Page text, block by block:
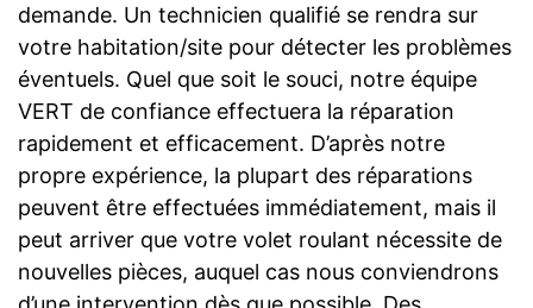
demande. Un technicien qualifié se rendra sur
votre habitation/site pour détecter les problèmes
éventuels. Quel que soit le souci, notre équipe
VERT de confiance effectuera la réparation
rapidement et efficacement. D’après notre
propre expérience, la plupart des réparations
peuvent être effectuées immédiatement, mais il
peut arriver que votre volet roulant nécessite de
nouvelles pièces, auquel cas nous conviendrons